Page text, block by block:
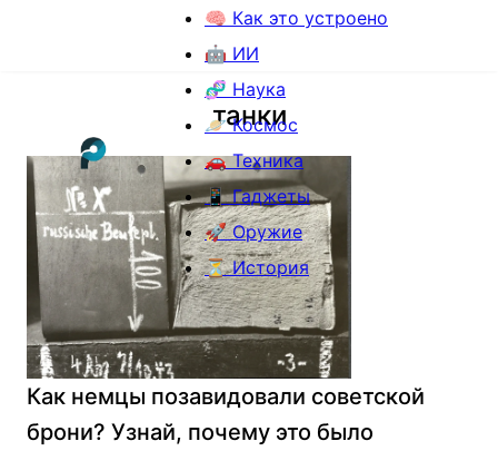
🧠 Как это устроено
🤖 ИИ
🧬 Наука
🪐 Космос
🚗 Техника
📱 Гаджеты
🚀 Оружие
⏳ История
танки
Как немцы позавидовали советской
брони? Узнай, почему это было